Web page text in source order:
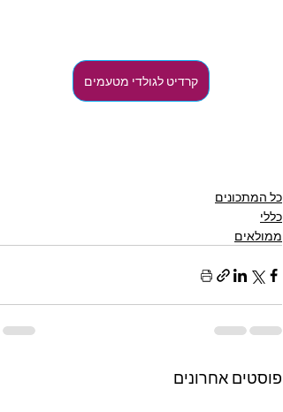
קרדיט לגולדי מטעמים
כל המתכונים
כללי
ממולאים
פוסטים אחרונים